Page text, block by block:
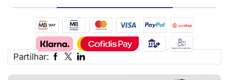
Partilhar: